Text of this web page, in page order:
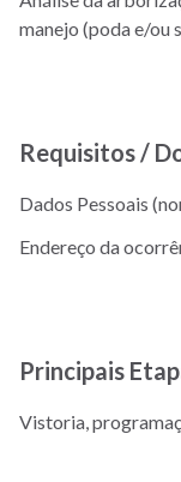
manejo (poda e/ou
Requisitos /
Dados Pessoais
Endereço da
Principais
Vistoria,